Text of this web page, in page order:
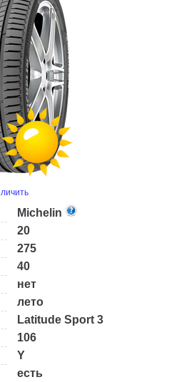
Michelin
20
275
40
нет
лето
Latitude Sport 3
106
Y
есть